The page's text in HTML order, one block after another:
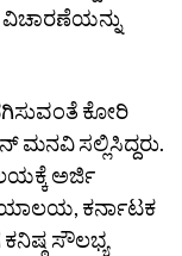
ಕೋರಿ
ಮನವಿ ಸಲ್ಲಿಸಿದ್ದರು.
ಅರ್ಜಿ
ಕರ್ನಾಟಕ
ಸೌಲಭ್ಯ